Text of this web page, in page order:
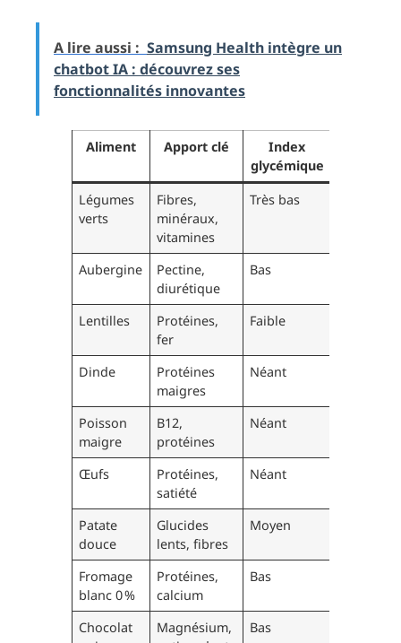
A lire aussi : Samsung Health intègre un
chatbot IA : découvrez ses
fonctionnalités innovantes
Aliment Apport clé
Index
glycémique
Légumes
verts
Fibres,
minéraux,
vitamines
Très bas
Aubergine
Pectine,
diurétique
Bas
Lentilles
Protéines,
fer
Faible
Dinde
Protéines
maigres
Néant
Poisson
maigre
B12,
protéines
Néant
Œufs
Protéines,
satiété
Néant
Patate
douce
Glucides
lents, fibres
Moyen
Fromage
blanc 0 %
Protéines,
calcium
Bas
Chocolat
Magnésium,
Bas